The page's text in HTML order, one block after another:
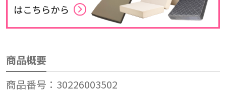
商品概要
商品番号：30226003502